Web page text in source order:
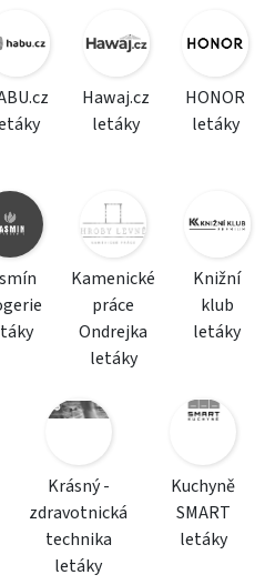
Hawaj.cz
letáky
HONOR
letáky
Kamenické
práce
Ondrejka
letáky
Knižní
klub
letáky
Krásný -
zdravotnická
technika
letáky
Kuchyně
SMART
letáky